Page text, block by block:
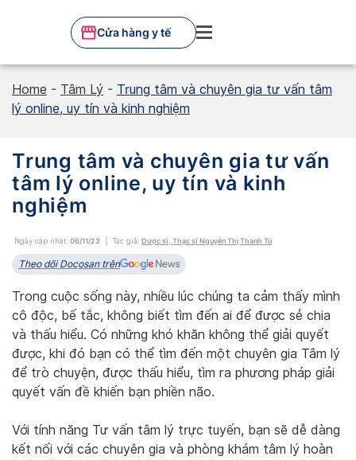
Cửa hàng y tế
Home - Tâm Lý - Trung tâm và chuyên gia tư vấn tâm
lý online, uy tín và kinh nghiệm
Trung tâm và chuyên gia tư vấn
tâm lý online, uy tín và kinh
nghiệm
Ngày cập nhật: 06/11/23 Tác giả: Dược sĩ, Thạc sĩ Nguyễn Thị Thanh Tú
Theo dõi Docosan trên
Trong cuộc sống này, nhiều lúc chúng ta cảm thấy mình
cô độc, bế tắc, không biết tìm đến ai để được sẻ chia
và thấu hiểu. Có những khó khăn không thể giải quyết
được, khi đó bạn có thể tìm đến một chuyên gia Tâm lý
để trò chuyện, được thấu hiểu, tìm ra phương pháp giải
quyết vấn đề khiến bạn phiền não.
Với tính năng Tư vấn tâm lý trực tuyến, bạn sẽ dễ dàng
kết nối với các chuyên gia và phòng khám tâm lý hoàn